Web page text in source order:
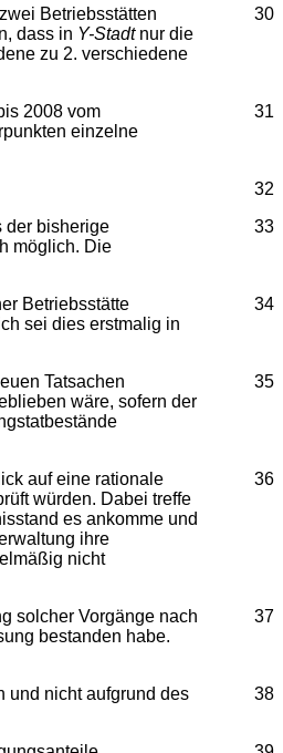
30
Betriebsstätten
dass in Y-Stadtnur die
zu 2. verschiedene
31
2008 vom
einzelne
32
33
der bisherige
möglich. Die
34
Betriebsstätte
sei dies erstmalig in
35
Tatsachen
wäre, sofern der
36
auf eine rationale
würden. Dabei treffe
es ankomme und
ihre
nicht
37
solcher Vorgänge nach
bestanden habe.
38
und nicht aufgrund des